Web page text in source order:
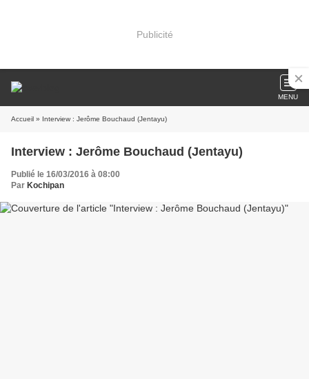
Publicité
MENU
Accueil » Interview : Jerôme Bouchaud (Jentayu)
Interview : Jerôme Bouchaud (Jentayu)
Publié le 16/03/2016 à 08:00
Par Kochipan